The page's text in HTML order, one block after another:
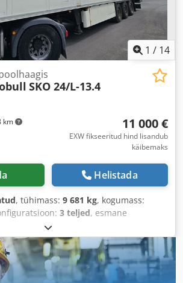
1 / 14
km
SKO 24/L-13.4
11 000 €
EXW fikseeritud hind lisandub
käibemaks
Helistada
, tühimass: 9 681 kg, kogumass:
3 teljed, esmane
, laadimisruumi pikkus:
laius:2 500 mm, laadruumi kõrgus:
maht:88 m³, rehvi suurus:
1 310 mm , värv:valge, Varustus: